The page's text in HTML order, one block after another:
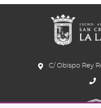
C/ Obispo Rey